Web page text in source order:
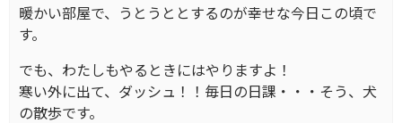
暖かい部屋で、うとうととするのが幸せな今日この頃で
す。
でも、わたしもやるときにはやりますよ！
寒い外に出て、ダッシュ！！毎日の日課・・・そう、犬
の散歩です。